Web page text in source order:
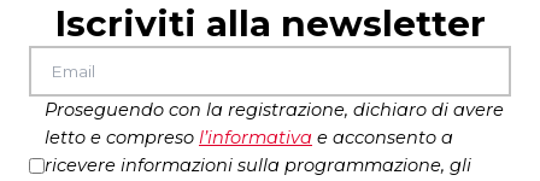
Iscriviti alla newsletter
Proseguendo con la registrazione, dichiaro di avere
letto e compreso l’informativa e acconsento a
ricevere informazioni sulla programmazione, gli